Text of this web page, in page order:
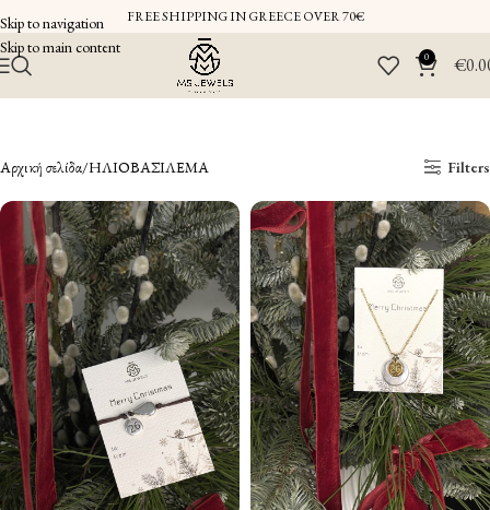
Skip to navigation
Skip to main content
FREE SHIPPING IN GREECE OVER 70€
0 €
Αρχική σελίδα ΗΛΙΟΒΑΣΙΛΕΜΑ Filters